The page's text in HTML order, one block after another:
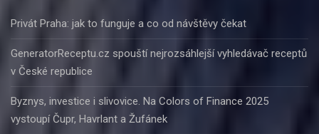
Privát Praha: jak to funguje a co od návštěvy čekat
GeneratorReceptu.cz spouští nejrozsáhlejší vyhledávač receptů
v České republice
Byznys, investice i slivovice. Na Colors of Finance 2025
vystoupí Čupr, Havrlant a Žufánek